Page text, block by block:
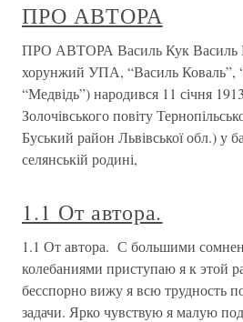
ПРО АВТОРА
ПРО АВТОРА Василь Кук Василь
хорунжий УПА, “Василь Коваль”,
“Медвідь”) народився 11 січня
Золочівського повіту
Буський район Львівської обл.) у
селянській родині,
1.1 От автора.
1.1 От автора. С большими
колебаниями приступаю я к этой
бесспорно вижу я всю трудность
задачи. Ярко чувствую я малую